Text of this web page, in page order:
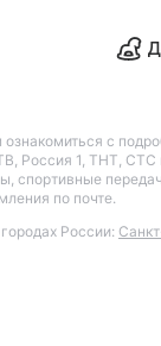
ознакомиться с
Россия 1, ТНТ, СТС
спортивные
по почте.
России: